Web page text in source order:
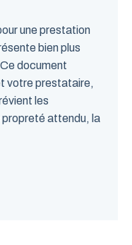
une prestation
bien plus
document
votre prestataire,
les
propreté attendu, la